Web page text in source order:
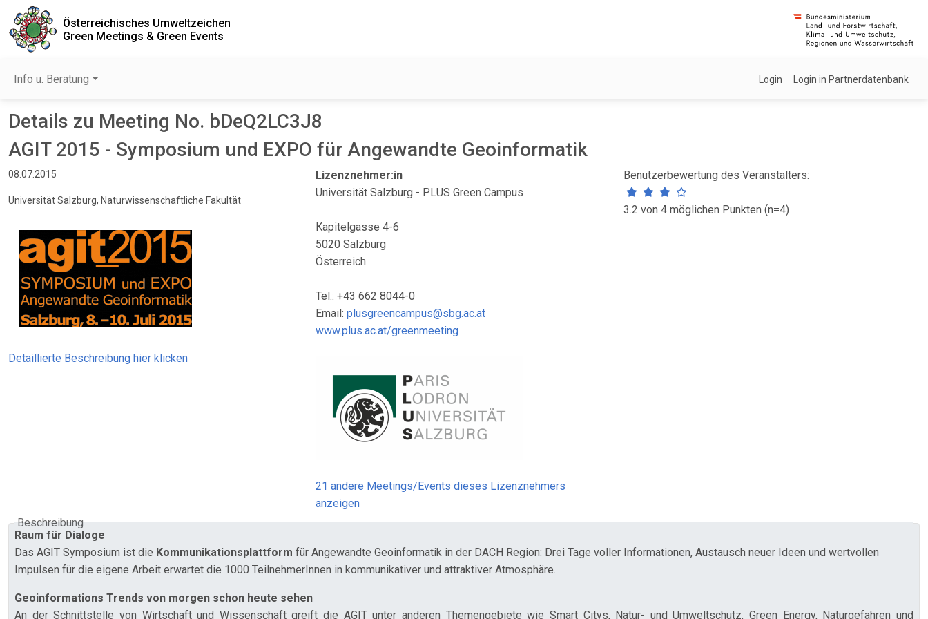
Österreichisches Umweltzeichen
Green Meetings & Green Events
Info u. Beratung Login Login in Partnerdatenbank
Details zu Meeting No. bDeQ2LC3J8
AGIT 2015 - Symposium und EXPO für Angewandte Geoinformatik
08.07.2015
Universität Salzburg, Naturwissenschaftliche Fakultät
Detaillierte Beschreibung hier klicken
Lizenznehmer:in
Universität Salzburg - PLUS Green Campus
Kapitelgasse 4-6
5020 Salzburg
Österreich
Tel.: +43 662 8044-0
Email:plusgreencampus@sbg.ac.at
www.plus.ac.at/greenmeeting
21 andere Meetings/Events dieses Lizenznehmers
anzeigen
Benutzerbewertung des Veranstalters:
3.2 von 4 möglichen Punkten (n=4)
Beschreibung
Raum für Dialoge
Das AGIT Symposium ist die Kommunikationsplattform für Angewandte Geoinformatik in der DACH Region: Drei Tage voller Informationen, Austausch neuer Ideen und wertvollen
Impulsen für die eigene Arbeit erwartet die 1000 TeilnehmerInnen in kommunikativer und attraktiver Atmosphäre.
Geoinformations Trends von morgen schon heute sehen
An der Schnittstelle von Wirtschaft und Wissenschaft greift die AGIT unter anderen Themengebiete wie Smart Citys, Natur- und Umweltschutz, Green Energy, Naturgefahren und